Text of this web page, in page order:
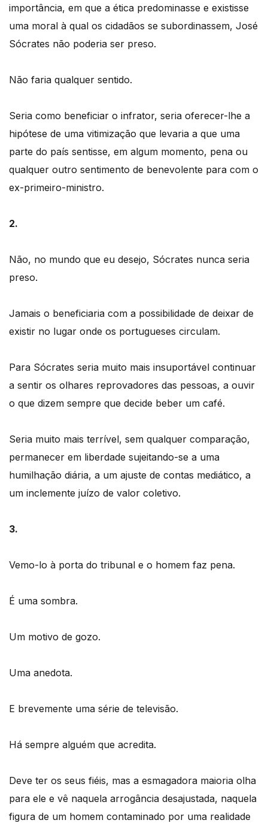
importância, em que a ética predominasse e existisse
uma moral à qual os cidadãos se subordinassem, José
Sócrates não poderia ser preso.
Não faria qualquer sentido.
Seria como beneficiar o infrator, seria oferecer-lhe a
hipótese de uma vitimização que levaria a que uma
parte do país sentisse, em algum momento, pena ou
qualquer outro sentimento de benevolente para com o
ex-primeiro-ministro.
2.
Não, no mundo que eu desejo, Sócrates nunca seria
preso.
Jamais o beneficiaria com a possibilidade de deixar de
existir no lugar onde os portugueses circulam.
Para Sócrates seria muito mais insuportável continuar
a sentir os olhares reprovadores das pessoas, a ouvir
o que dizem sempre que decide beber um café.
Seria muito mais terrível, sem qualquer comparação,
permanecer em liberdade sujeitando-se a uma
humilhação diária, a um ajuste de contas mediático, a
um inclemente juízo de valor coletivo.
3.
Vemo-lo à porta do tribunal e o homem faz pena.
É uma sombra.
Um motivo de gozo.
Uma anedota.
E brevemente uma série de televisão.
Há sempre alguém que acredita.
Deve ter os seus fiéis, mas a esmagadora maioria olha
para ele e vê naquela arrogância desajustada, naquela
figura de um homem contaminado por uma realidade